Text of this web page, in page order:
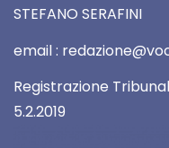
STEFANO SERAFINI
email :
Registrazione
5.2.2019